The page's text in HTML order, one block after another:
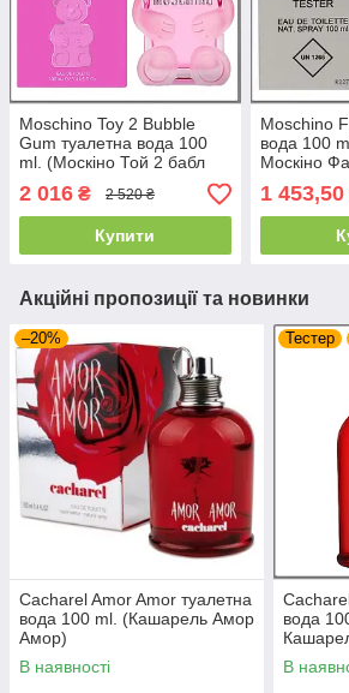
Moschino Toy 2 Bubble
Gum туалетна вода 100
ml. (Москіно Той 2 бабл
Гам)
2 016 ₴ 2 520 ₴
Купити
Moschino
вода 100
Москіно
1 453,50
Акційні пропозиції та новинки
–20%
Cacharel Amor Amor туалетна
вода 100 ml. (Кашарель Амор
Амор)
В наявності
Тестер
вода
В